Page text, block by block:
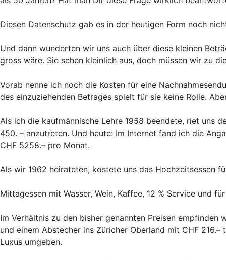
Diesen Datenschutz gab es in der heutigen Form noch
Und dann wunderten wir uns auch über diese kleinen
gross wäre. Sie sehen kleinlich aus, doch müssen wir zu
Vorab nenne ich noch die Kosten für eine
des einzuziehenden Betrages spielt für sie keine Rolle.
Als ich die kaufmännische Lehre 1958 beendete, riet uns
450. – anzutreten. Und heute: Im Internet fand ich die
CHF 5258.– pro Monat.
Als wir 1962 heirateten, kostete uns das Hochzeitsessen
Mittagessen mit Wasser, Wein, Kaffee, 12 % Service und
Im Verhältnis zu den bisher genannten Preisen
und einem Abstecher ins Züricher Oberland mit CHF
Luxus umgeben.